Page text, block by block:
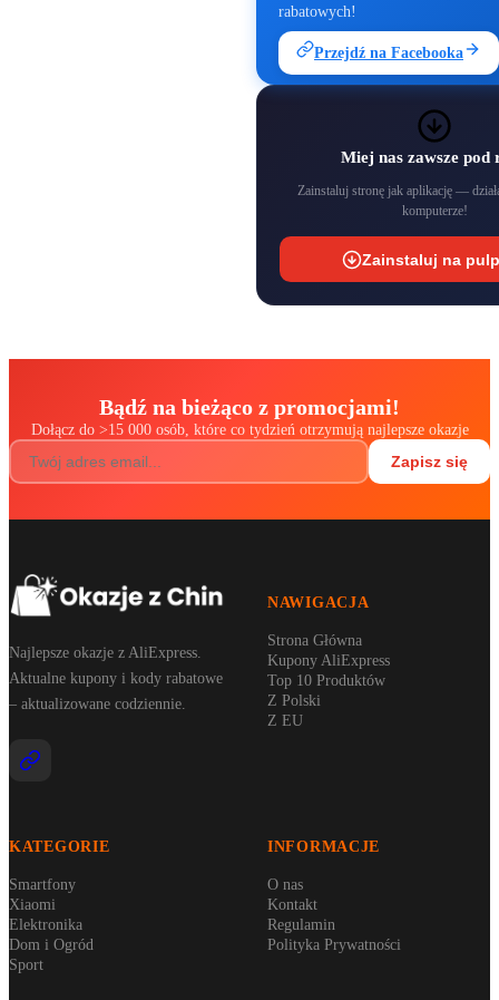
rabatowych!
Przejdź na Facebooka
Miej nas zawsze pod
Zainstaluj stronę jak aplikację —
komputerze!
Zainstaluj na
Bądź na bieżąco z promocjami!
Dołącz do >15 000 osób, które co tydzień otrzymują najlepsze okazje
Zapisz się
Najlepsze okazje z AliExpress.
Aktualne kupony i kody rabatowe
– aktualizowane codziennie.
NAWIGACJA
Strona Główna
Kupony AliExpress
Top 10 Produktów
Z Polski
Z EU
KATEGORIE
Smartfony
Xiaomi
Elektronika
Dom i Ogród
Sport
INFORMACJE
O nas
Kontakt
Regulamin
Polityka Prywatności